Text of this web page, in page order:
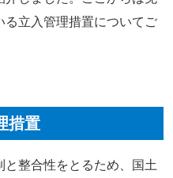
立入管理措置についてご
措置
整合性をとるため、国土